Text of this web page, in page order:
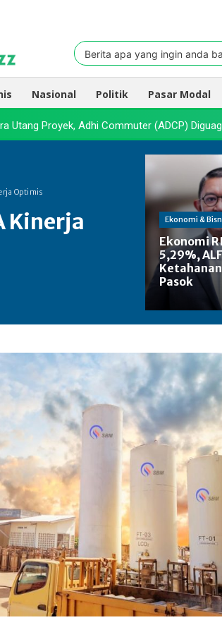
Berita apa yang ingin anda
Nasional Politik Pasar Modal
Utang Proyek, Adhi Commuter (ADCP)
Optimis
Kinerja
Ekonomi &
Ekonomi
5,29%,
Pasok